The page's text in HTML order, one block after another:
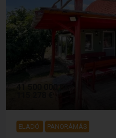
ELADÓ PANORÁMÁS